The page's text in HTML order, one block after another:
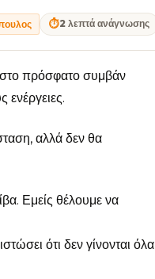
⏱2 λεπτά ανάγνωσης
στο πρόσφατο συμβάν
αλλά δεν θα
Εμείς θέλουμε να
ότι δεν γίνονται όλα